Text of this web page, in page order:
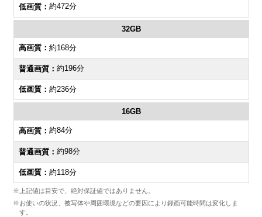
約472分
32GB
約168分
約196分
約236分
16GB
約84分
約98分
約118分
※上記値は目安で、絶対保証値ではありません。
※お使いの状況、被写体や周囲環境などの要因により録画可能時間は変化しま
す。